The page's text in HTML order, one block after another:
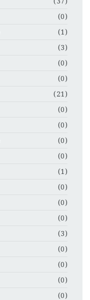
(0)
(1)
(3)
(0)
(0)
(21)
(0)
(0)
(0)
(0)
(1)
(0)
(0)
(0)
(3)
(0)
(0)
(0)
(0)